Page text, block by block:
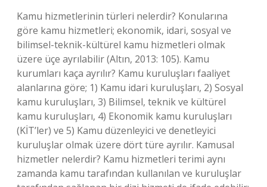
Kamu hizmetlerinin türleri nelerdir? Konularına
göre kamu hizmetleri; ekonomik, idari, sosyal ve
bilimsel-teknik-kültürel kamu hizmetleri olmak
üzere üçe ayrılabilir (Altın, 2013: 105). Kamu
kurumları kaça ayrılır? Kamu kuruluşları faaliyet
alanlarına göre; 1) Kamu idari kuruluşları, 2) Sosyal
kamu kuruluşları, 3) Bilimsel, teknik ve kültürel
kamu kuruluşları, 4) Ekonomik kamu kuruluşları
(KİT’ler) ve 5) Kamu düzenleyici ve denetleyici
kuruluşlar olmak üzere dört türe ayrılır. Kamusal
hizmetler nelerdir? Kamu hizmetleri terimi aynı
zamanda kamu tarafından kullanılan ve kuruluşlar